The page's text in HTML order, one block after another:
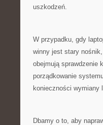
uszkodzeń.
W przypadku, gdy
winny jest stary
obejmują sprawdzenie
porządkowanie
konieczności wymiany
Dbamy o to, aby